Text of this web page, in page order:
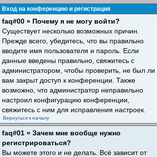
Вход на конференцию и регистрация
faq#00 » Почему я не могу войти?
Существует несколько возможных причин.
Прежде всего, убедитесь, что вы правильно
вводите имя пользователя и пароль. Если
данные введены правильно, свяжитесь с
администратором, чтобы проверить, не был ли
вам закрыт доступ к конференции. Также
возможно, что администратор неправильно
настроил конфигурацию конференции,
свяжитесь с ним для исправления настроек.
Вернуться к началу
faq#01 » Зачем мне вообще нужно
регистрироваться?
Вы можете этого и не делать. Всё зависит от